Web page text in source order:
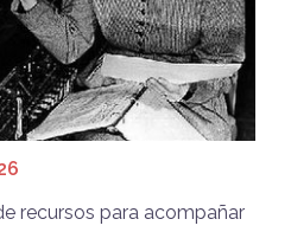
recursos para acompañar